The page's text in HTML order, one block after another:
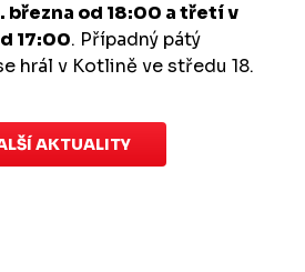
března od 18:00 a třetí v
17:00. Případný pátý
hrál v Kotlině ve středu 18.
v pátek 30. ledna ve 14:15,
v náhradním termínu, o
AKTUALITY